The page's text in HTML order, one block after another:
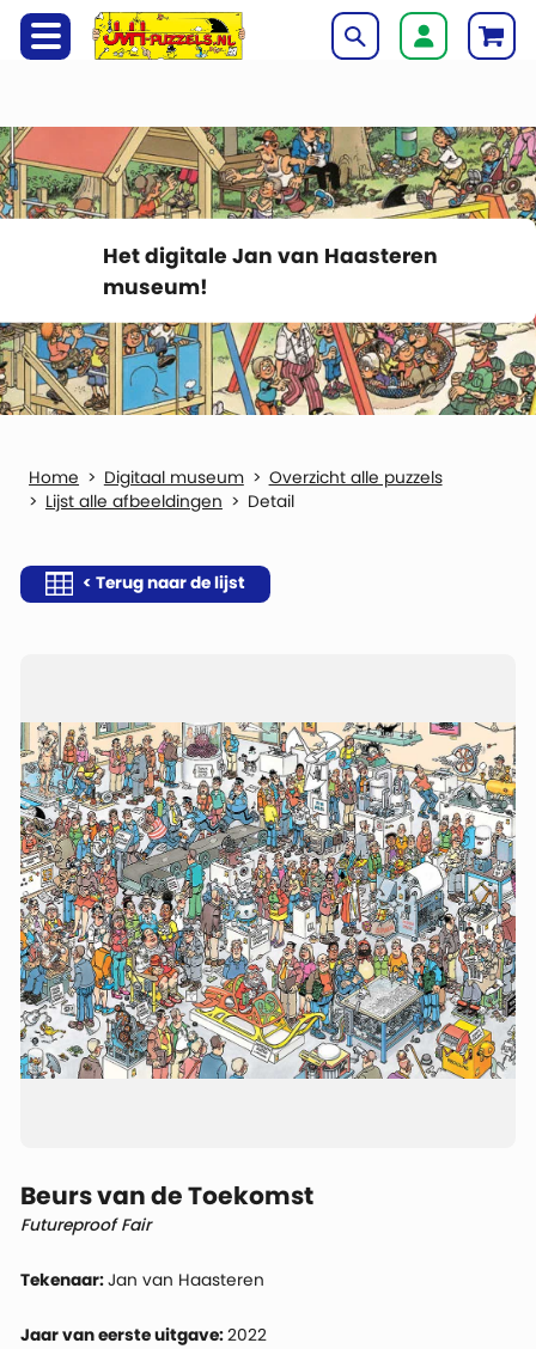
Het digitale Jan van Haasteren
museum!
Digitaal museum
Overzicht alle puzzels
Lijst alle afbeeldingen
Detail
< Terug naar de lijst
Beurs van de Toekomst
Futureproof Fair
Tekenaar:Jan van Haasteren
Jaar van eerste uitgave:2022